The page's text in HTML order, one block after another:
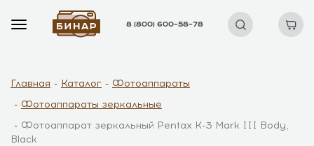
8 (800) 600–58–78
Главная Каталог
Фотоаппараты
Фотоаппараты зеркальные
Фотоаппарат зеркальный Pentax K-3 Mark III Body,
Black